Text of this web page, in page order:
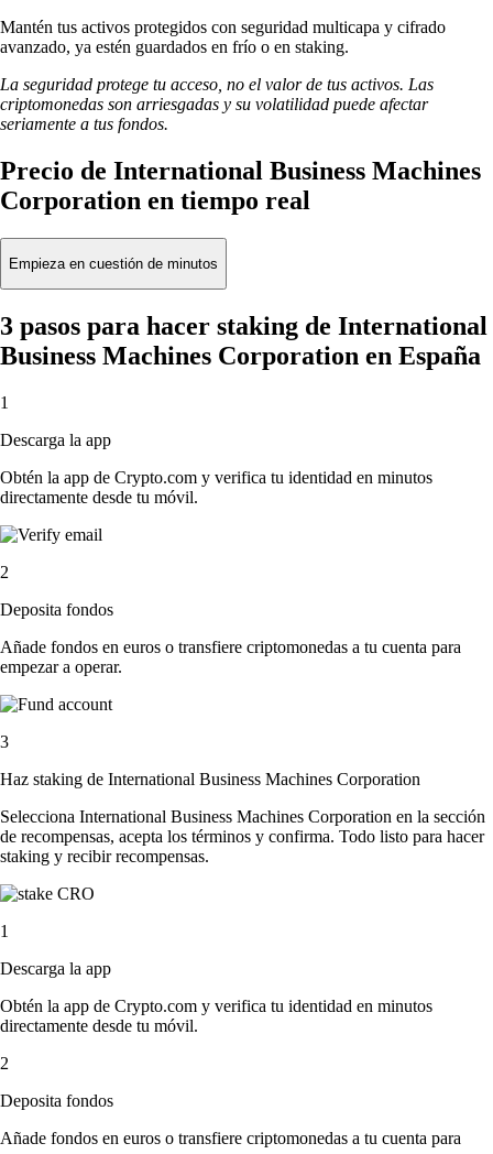
Mantén tus activos protegidos con seguridad multicapa y cifrado
avanzado, ya estén guardados en frío o en staking.
La seguridad protege tu acceso, no el valor de tus activos. Las
criptomonedas son arriesgadas y su volatilidad puede afectar
seriamente a tus fondos.
Precio de International Business Machines
Corporation en tiempo real
Empieza en cuestión de minutos
3 pasos para hacer staking de International
Business Machines Corporation en España
1
Descarga la app
Obtén la app de Crypto.com y verifica tu identidad en minutos
directamente desde tu móvil.
2
Deposita fondos
Añade fondos en euros o transfiere criptomonedas a tu cuenta para
empezar a operar.
3
Haz staking de International Business Machines Corporation
Selecciona International Business Machines Corporation en la sección
de recompensas, acepta los términos y confirma. Todo listo para hacer
staking y recibir recompensas.
1
Descarga la app
Obtén la app de Crypto.com y verifica tu identidad en minutos
directamente desde tu móvil.
2
Deposita fondos
Añade fondos en euros o transfiere criptomonedas a tu cuenta para